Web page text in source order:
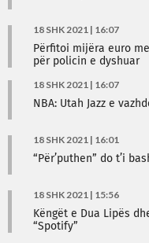
18 SHK 2021 | 16:07
Përfitoi mijëra euro
për policin e dyshuar
18 SHK 2021 | 16:07
NBA: Utah Jazz e
18 SHK 2021 | 16:01
“Për’puthen” do t’i
18 SHK 2021 | 15:56
Këngët e Dua Lipës
“Spotify”